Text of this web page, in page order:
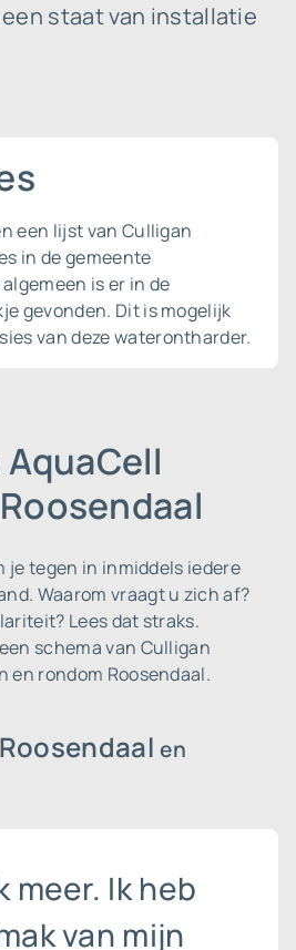
staat van installatie
een lijst van Culligan
in de gemeente
is er in de
gevonden. Dit is mogelijk
van deze waterontharder.
je tegen in inmiddels iedere
Waarom vraagt u zich af?
Lees dat straks.
schema van Culligan
en rondom Roosendaal.
en
meer. Ik heb
van mijn